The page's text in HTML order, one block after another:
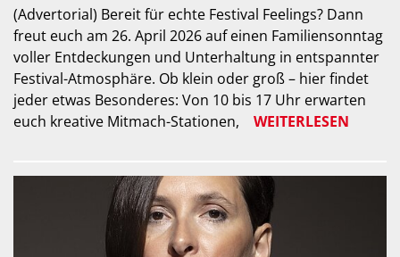
(Advertorial) Bereit für echte Festival Feelings? Dann
freut euch am 26. April 2026 auf einen Familiensonntag
voller Entdeckungen und Unterhaltung in entspannter
Festival-Atmosphäre. Ob klein oder groß – hier findet
jeder etwas Besonderes: Von 10 bis 17 Uhr erwarten
euch kreative Mitmach-Stationen,
WEITERLESEN